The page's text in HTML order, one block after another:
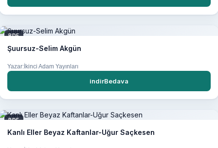
PDF
Şuursuz-Selim Akgün
Yazar:İkinci Adam Yayınları
indirBedava
PDF
Kanlı Eller Beyaz Kaftanlar-Uğur Saçkesen